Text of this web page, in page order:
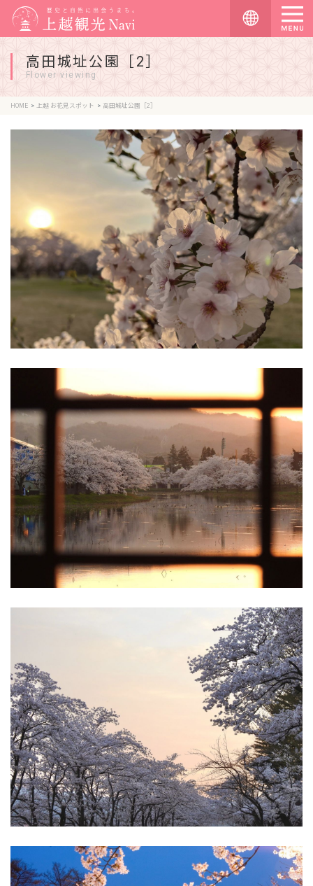
高田城址公園［2］
Flower viewing
HOME 上越 お花見スポット 高田城址公園［2］